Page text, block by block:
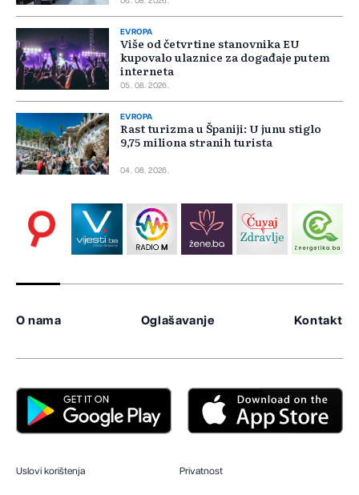
EVROPA
Više od četvrtine stanovnika EU
kupovalo ulaznice za događaje putem
interneta
05. 08. 2026.
EVROPA
Rast turizma u Španiji: U junu stiglo
9,75 miliona stranih turista
04. 08. 2026.
O nama Oglašavanje Kontakt
Uslovi korištenja Privatnost